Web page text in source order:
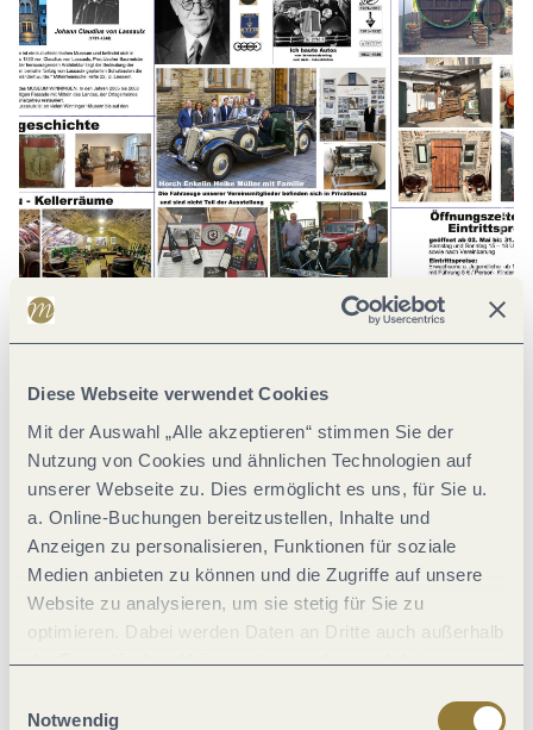
Diese Webseite verwendet Cookies
Mit der Auswahl „Alle akzeptieren“ stimmen Sie der
Nutzung von Cookies und ähnlichen Technologien auf
unserer Webseite zu. Dies ermöglicht es uns, für Sie u.
a. Online-Buchungen bereitzustellen, Inhalte und
Anzeigen zu personalisieren, Funktionen für soziale
Medien anbieten zu können und die Zugriffe auf unsere
Website zu analysieren, um sie stetig für Sie zu
optimieren. Dabei werden Daten an Dritte auch außerhalb
der Europäischen Union weitergegeben und dort
jederzeit widerrufen werden. Mit der Auswahl "Alle
Notwendig
Museum Winningen
Museum Winningen
öffnet um 12:00 Uhr